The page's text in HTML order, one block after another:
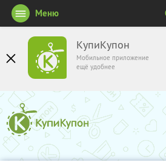
КупиКупон
Мобильное приложение
ещё удобнее
Меню